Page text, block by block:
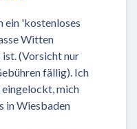
ein 'kostenloses
Witten
ist. (Vorsicht nur
fällig). Ich
eingelockt, mich
in Wiesbaden